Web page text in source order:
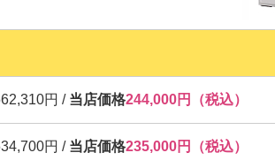
円 / 当店価格244,000円（税込）
円 / 当店価格235,000円（税込）